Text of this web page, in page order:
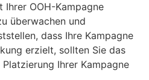
OOH-Kampagne
überwachen und
dass Ihre Kampagne
erzielt, sollten Sie das
Ihrer Kampagne